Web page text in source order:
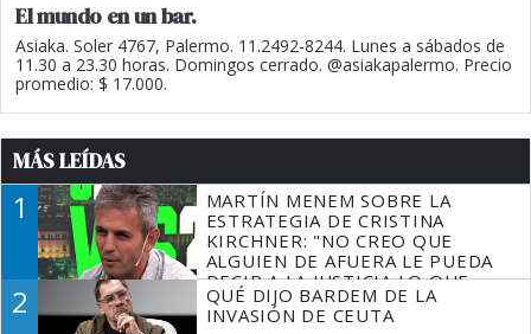
El mundo en un bar.
Asiaka. Soler 4767, Palermo. 11.2492-8244. Lunes a sábados de
11.30 a 23.30 horas. Domingos cerrado. @asiakapalermo. Precio
promedio: $ 17.000.
MÁS LEÍDAS
1
MARTÍN MENEM SOBRE LA
ESTRATEGIA DE CRISTINA
KIRCHNER: "NO CREO QUE
ALGUIEN DE AFUERA LE PUEDA
DECIR A LA JUSTICIA LO QUE
TIENE QUE HACER"
2
QUÉ DIJO BARDEM DE LA
INVASIÓN DE CEUTA